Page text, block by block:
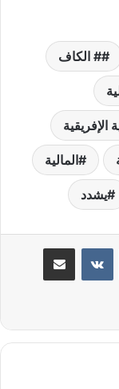
# الكاف
الإفريقية
المالية
يشدد
مشاركة عبر البريد